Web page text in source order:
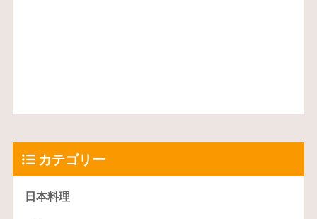
カテゴリー
日本料理